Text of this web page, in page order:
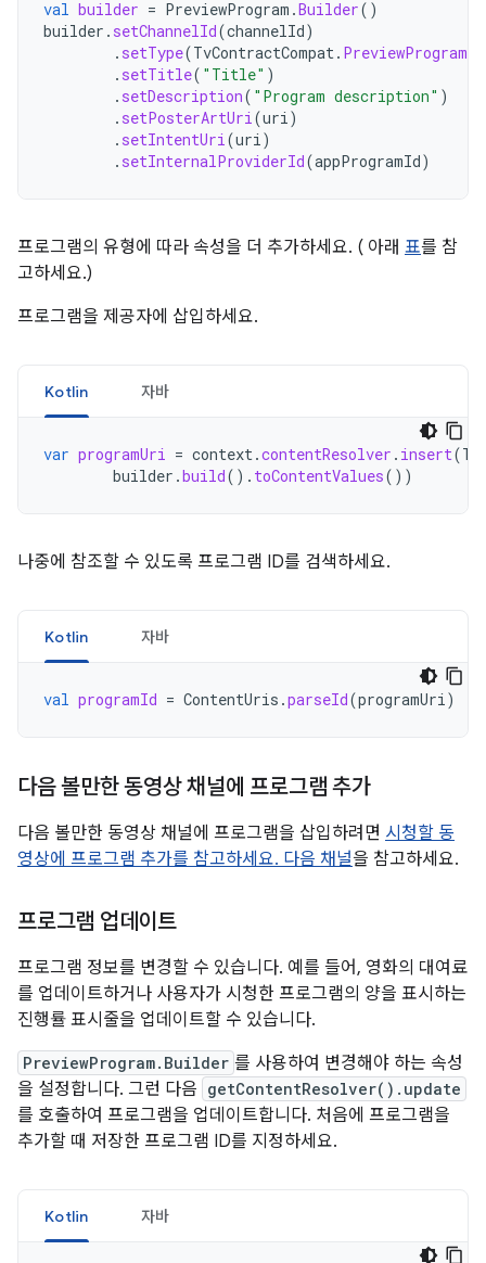
val builder = PreviewProgram .Builder()
builder . setChannelId(channelId)
. setType(TvContractCompat. PreviewPrograms
. setTitle( "Title" )
. setDescription( "Program description" )
. setPosterArtUri(uri)
. setIntentUri(uri)
. setInternalProviderId(appProgramId)
프로그램의 유형에 따라 속성을 더 추가하세요. ( 아래 표를 참
고하세요.)
프로그램을 제공자에 삽입하세요.
Kotlin 자바
var programUri = context.contentResolver . insert(
builder .build(). toContentValues())
나중에 참조할 수 있도록 프로그램 ID를 검색하세요.
Kotlin 자바
val programId = ContentUris .parseId(programUri)
다음 볼만한 동영상 채널에 프로그램 추가
다음 볼만한 동영상 채널에 프로그램을 삽입하려면 시청할 동
영상에 프로그램 추가를 참고하세요. 다음 채널을 참고하세요.
프로그램 업데이트
프로그램 정보를 변경할 수 있습니다. 예를 들어, 영화의 대여료
를 업데이트하거나 사용자가 시청한 프로그램의 양을 표시하는
진행률 표시줄을 업데이트할 수 있습니다.
PreviewProgram.Builder 를 사용하여 변경해야 하는 속성
을 설정합니다. 그런 다음 getContentResolver().update
를 호출하여 프로그램을 업데이트합니다. 처음에 프로그램을
추가할 때 저장한 프로그램 ID를 지정하세요.
Kotlin 자바